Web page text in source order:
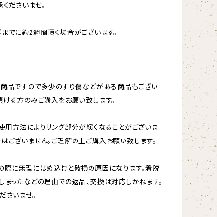
ださいませ。
でに約2週間頂く場合がございます。
商品ですので多少のすり傷などがある商品もござい
ける方のみご購入をお願い致します。
用方法によりリング部分が緩くなることがございま
ございません。ご理解の上ご購入お願い致します。
際に無理にはめ込むと破損の原因になります。着脱
まったなどの理由での返品、交換は対応しかねます。
さいませ。